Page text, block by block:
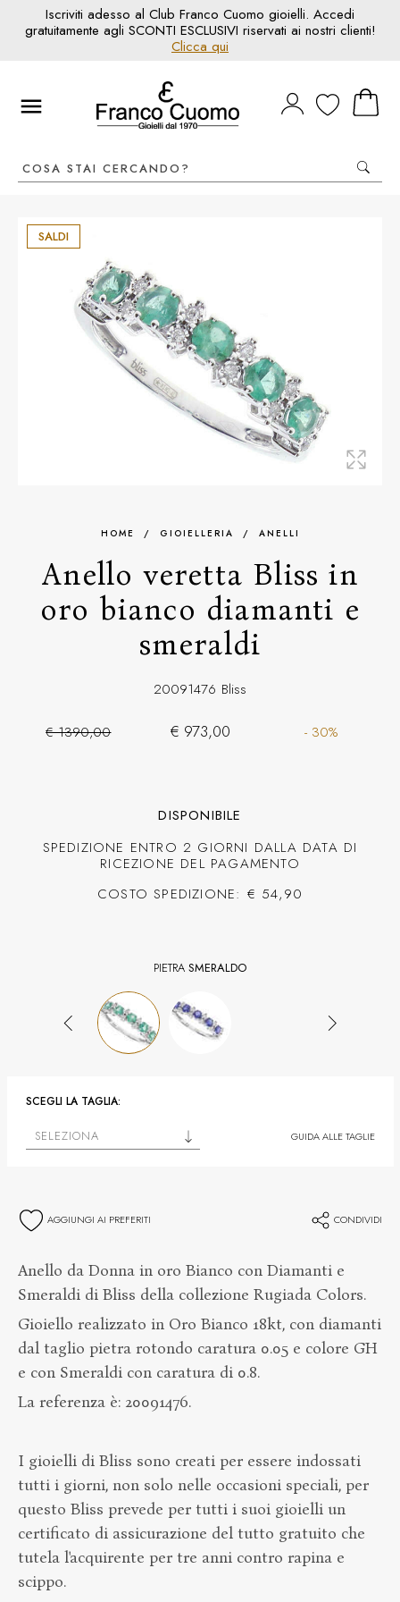
Iscriviti adesso al Club Franco Cuomo gioielli. Accedi
gratuitamente agli SCONTI ESCLUSIVI riservati ai nostri clienti!
Clicca qui
SALDI
HOME / GIOIELLERIA / ANELLI
Anello veretta Bliss in
oro bianco diamanti e
smeraldi
20091476 Bliss
€ 1390,00 € 973,00 - 30%
DISPONIBILE
SPEDIZIONE ENTRO 2 GIORNI DALLA DATA DI
RICEZIONE DEL PAGAMENTO
COSTO SPEDIZIONE: € 54,90
PIETRA SMERALDO
SCEGLI LA TAGLIA:
SELEZIONA GUIDA ALLE TAGLIE
AGGIUNGI AI PREFERITI CONDIVIDI
Anello da Donna in oro Bianco con Diamanti e
Smeraldi di Bliss della collezione Rugiada Colors.
Gioiello realizzato in Oro Bianco 18kt, con diamanti
dal taglio pietra rotondo caratura 0.05 e colore GH
e con Smeraldi con caratura di 0.8.
La referenza è: 20091476.
I gioielli di Bliss sono creati per essere indossati
tutti i giorni, non solo nelle occasioni speciali, per
questo Bliss prevede per tutti i suoi gioielli un
certificato di assicurazione del tutto gratuito che
tutela l'acquirente per tre anni contro rapina e
scippo.